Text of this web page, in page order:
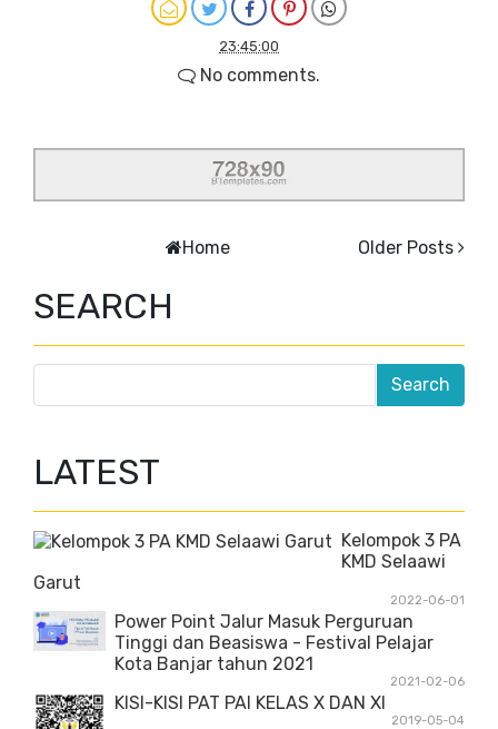
23:45:00
No comments.
Older Posts
Home
SEARCH
LATEST
Kelompok 3 PA
KMD Selaawi
Garut
2022-06-01
Power Point Jalur Masuk Perguruan
Tinggi dan Beasiswa - Festival Pelajar
Kota Banjar tahun 2021
2021-02-06
KISI-KISI PAT PAI KELAS X DAN XI
2019-05-04